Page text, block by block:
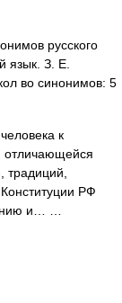
русского
язык. З. Е.
во синонимов: 5
к
отличающейся
традиций,
РФ
и… …